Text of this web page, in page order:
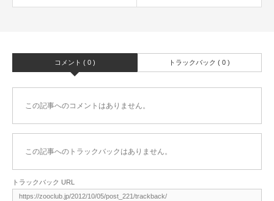
コメント ( 0 ) トラックバック ( 0 )
この記事へのコメントはありません。
この記事へのトラックバックはありません。
トラックバック URL